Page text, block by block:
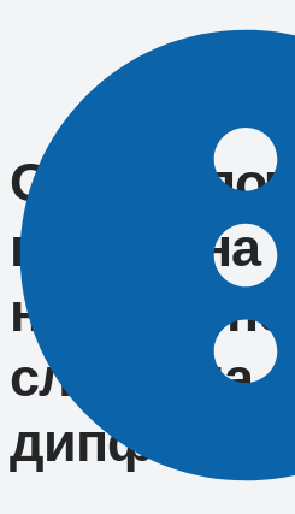
содержимому
Опрос:
половина
никогда не
слышала о
дипфейках